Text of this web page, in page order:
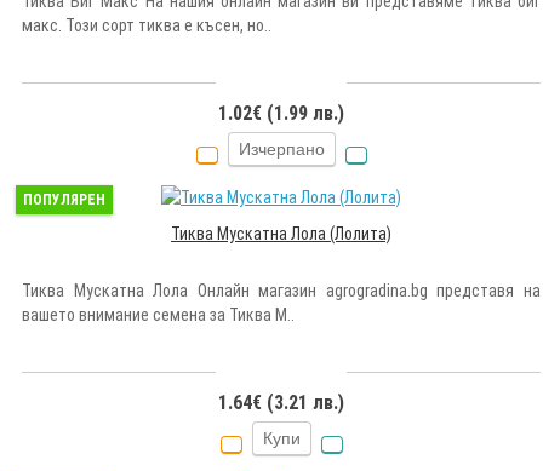
макс. Този сорт тиква е късен, но..
1.02€ (1.99 лв.)
Изчерпано
ПОПУЛЯРЕН
Тиква Мускатна Лола (Лолита)
Тиква Мускатна Лола Онлайн магазин agrogradina.bg представя на
вашето внимание семена за Тиква М..
1.64€ (3.21 лв.)
Купи